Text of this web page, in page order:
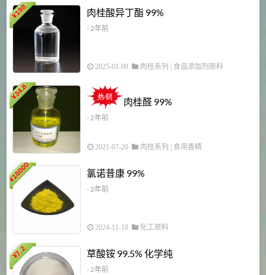
¥
198 肉桂酸异丁酯 99%
- 2年前
2025-01-09 肉桂系列 食品添加剂原料
¥
34.8
肉桂醛 99%
- 2年前
2021-07-20 肉桂系列 食用香精
¥
18000 氯诺昔康 99%
- 2年前
2024-11-18 化工原料
¥
7.2 草酸铵 99.5% 化学纯
- 2年前